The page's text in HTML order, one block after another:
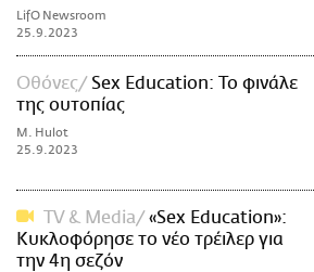
LifO Newsroom
25.9.2023
Οθόνες
Sex Education: Το φινάλε
της ουτοπίας
M. Hulot
25.9.2023
TV & Media
«Sex Education»:
Κυκλοφόρησε το νέο τρέιλερ για
την 4η σεζόν